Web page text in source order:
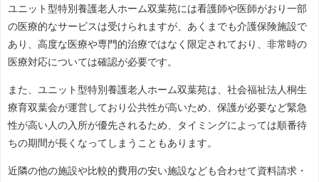
ユニット型特別養護老人ホーム双葉苑には看護師や医師がおり一部
の医療的なサービスは受けられますが、あくまでも介護保険施設で
あり、高度な医療や専門的治療ではなく限定されており、非常時の
医療対応については確認が必要です。
また、ユニット型特別養護老人ホーム双葉苑は、社会福祉法人桐生
療育双葉会が運営しており公共性が高いため、保護が必要など緊急
性が高い人の入所が優先されるため、タイミングによっては順番待
ちの期間が長くなってしまうこともあります。
近隣の他の施設や比較的費用の安い施設なども合わせて資料請求・